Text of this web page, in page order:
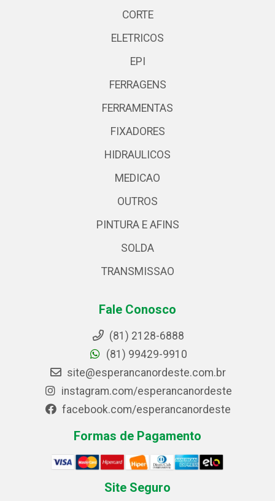
CORTE
ELETRICOS
EPI
FERRAGENS
FERRAMENTAS
FIXADORES
HIDRAULICOS
MEDICAO
OUTROS
PINTURA E AFINS
SOLDA
TRANSMISSAO
Fale Conosco
(81) 2128-6888
(81) 99429-9910
site@esperancanordeste.com.br
instagram.com/esperancanordeste
facebook.com/esperancanordeste
Formas de Pagamento
Site Seguro